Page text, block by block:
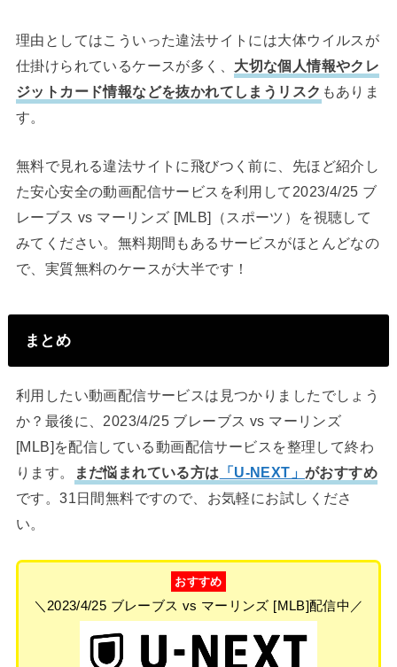
理由としてはこういった違法サイトには大体ウイルスが
仕掛けられているケースが多く、 大切な個人情報やクレ
ジットカード情報などを抜かれてしまうリスク もありま
す。
無料で見れる違法サイトに飛びつく前に、先ほど紹介し
た安心安全の動画配信サービスを利用して2023/4/25 ブ
レーブス vs マーリンズ [MLB]（スポーツ）を視聴して
みてください。無料期間もあるサービスがほとんどなの
で、実質無料のケースが大半です！
まとめ
利用したい動画配信サービスは見つかりましたでしょう
か？最後に、2023/4/25 ブレーブス vs マーリンズ
[MLB]を配信している動画配信サービスを整理して終わ
ります。
まだ悩まれている方は 「U-NEXT」 がおすすめ
です。31日間無料ですので、お気軽にお試しくださ
い。
おすすめ
＼2023/4/25 ブレーブス vs マーリンズ [MLB]配信中／